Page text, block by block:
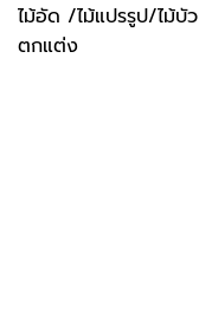
ไม้อัด /ไม้แปรรูป/ไม้บัว
ตกแต่ง